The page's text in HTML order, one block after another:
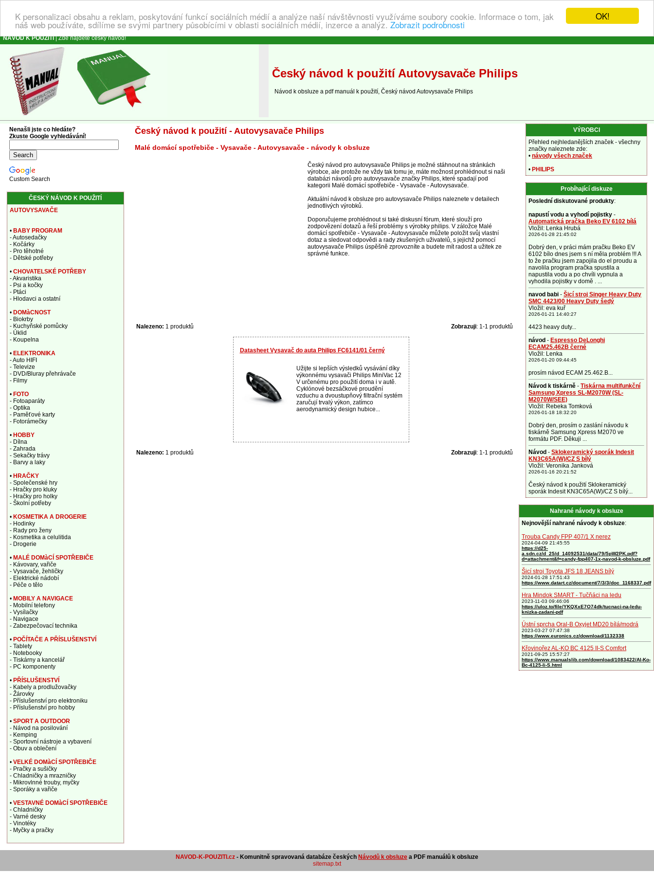
OK!
K personalizaci obsahu a reklam, poskytování funkcí sociálních médií a analýze naší návštěvnosti využíváme soubory cookie. Informace o tom, jak
náš web používáte, sdílíme se svými partnery působícími v oblasti sociálních médií, inzerce a analýz. Zobrazit podrobnosti
NÁVOD K POUŽITÍ| Zde najdete český návod!
Český návod k použití Autovysavače Philips
Návod k obsluze a pdf manuál k použití, Český návod Autovysavače Philips
Český návod k použití - Autovysavače Philips
Malé domácí spotřebiče - Vysavače - Autovysavače - návody k obsluze
Český návod pro autovysavače Philips je možné stáhnout na stránkách
výrobce, ale protože ne vždy tak tomu je, máte možnost prohlédnout si naši
databázi návodů pro autovysavače značky Philips, které spadají pod
kategorii Malé domácí spotřebiče - Vysavače - Autovysavače.
Aktuální návod k obsluze pro autovysavače Philips naleznete v detailech
jednotlivých výrobků.
Doporučujeme prohlédnout si také diskusní fórum, které slouží pro
zodpovězení dotazů a řeší problémy s výrobky philips. V záložce Malé
domácí spotřebiče - Vysavače - Autovysavače můžete položit svůj vlastní
dotaz a sledovat odpovědi a rady zkušených uživatelů, s jejichž pomocí
autovysavače Philips úspěšně zprovozníte a budete mít radost a užitek ze
správné funkce.
Nalezeno: 1 produktů Zobrazuji: 1-1 produktů
Datasheet Vysavač do auta Philips FC6141/01 černý
Užijte si lepších výsledků vysávání díky
výkonnému vysavači Philips MiniVac 12
V určenému pro použití doma i v autě.
Cyklónové bezsáčkové proudění
vzduchu a dvoustupňový filtrační systém
zaručují trvalý výkon, zatímco
aerodynamický design hubice...
Nalezeno: 1 produktů Zobrazuji: 1-1 produktů
Nenašli jste co hledáte?
Zkuste Google vyhledávání!
Custom Search
ČESKÝ NÁVOD K POUŽITÍ
AUTOVYSAVAČE
• BABY PROGRAM
- Autosedačky
- Kočárky
- Pro těhotné
- Dětské potřeby
• CHOVATELSKÉ POTŘEBY
- Akvaristika
- Psi a kočky
- Ptáci
- Hlodavci a ostatní
• DOMàCNOST
- Biokrby
- Kuchyňské pomůcky
- Úklid
- Koupelna
• ELEKTRONIKA
- Auto HIFI
- Televize
- DVD/Bluray přehrávače
- Filmy
• FOTO
- Fotoaparáty
- Optika
- Paměťové karty
- Fotorámečky
• HOBBY
- Dílna
- Zahrada
- Sekačky trávy
- Barvy a laky
• HRAČKY
- Společenské hry
- Hračky pro kluky
- Hračky pro holky
- Školní potřeby
• KOSMETIKA A DROGERIE
- Hodinky
- Rady pro ženy
- Kosmetika a celulitida
- Drogerie
• MALÉ DOMàCÍ SPOTŘEBIČE
- Kávovary, vařiče
- Vysavače, žehličky
- Elektrické nádobí
- Péče o tělo
• MOBILY A NAVIGACE
- Mobilní telefony
- Vysílačky
- Navigace
- Zabezpečovací technika
• POČÍTAČE A PŘÍSLUŠENSTVÍ
- Tablety
- Notebooky
- Tiskárny a kancelář
- PC komponenty
• PŘÍSLUŠENSTVÍ
- Kabely a prodlužovačky
- Žárovky
- Příslušenství pro elektroniku
- Příslušenství pro hobby
• SPORT A OUTDOOR
- Návod na posilování
- Kemping
- Sportovní nástroje a vybavení
- Obuv a oblečení
• VELKÉ DOMàCÍ SPOTŘEBIČE
- Pračky a sušičky
- Chladničky a mrazničky
- Mikrovlnné trouby, myčky
- Sporáky a vařiče
• VESTAVNÉ DOMàCÍ SPOTŘEBIČE
- Chladničky
- Varné desky
- Vinotéky
- Myčky a pračky
VÝROBCI
Přehled nejhledanějších značek - všechny
značky naleznete zde:
• návody všech značek
• PHILIPS
Probíhající diskuze
Poslední diskutované produkty:
napustí vodu a vyhodí pojistky -
Automatická pračka Beko EV 6102 bílá
Vložil: Lenka Hrubá
2026-01-28 21:45:02
Dobrý den, v práci mám pračku Beko EV
6102 bílo dnes jsem s ní měla problém !!! A
to že pračku jsem zapojila do el proudu a
navolila program pračka spustila a
napustila vodu a po chvíli vypnula a
vyhodila pojistky v domě . ...
navod babi - Šicí stroj Singer Heavy Duty
SMC 4423/00 Heavy Duty šedý
Vložil: eva kuř
2026-01-21 14:40:27
4423 heavy duty...
návod - Espresso DeLonghi
ECAM25.462B černé
Vložil: Lenka
2026-01-20 09:44:45
prosím návod ECAM 25.462.B...
Návod k tiskárně - Tiskárna multifunkční
Samsung Xpress SL-M2070W (SL-
M2070W/SEE)
Vložil: Rebeka Tomková
2026-01-18 18:32:20
Dobrý den, prosím o zaslání návodu k
tiskárně Samsung Xpress M2070 ve
formátu PDF. Děkuji ...
Návod - Sklokeramický sporák Indesit
KN3C65A(W)/CZ S bílý
Vložil: Veronika Janková
2026-01-16 20:21:52
Český návod k použití Sklokeramický
sporák Indesit KN3C65A(W)/CZ S bílý...
Nahrané návody k obsluze
Nejnovější nahrané návody k obsluze:
Trouba Candy FPP 407/1 X nerez
2024-04-09 21:45:55
https://d25-
a.sdn.cz/d_25/d_14092531/data/79/5pW2PK.pdf?
d=attachment&f=candy-fpp407-1x-navod-k-obsluze.pdf
Šicí stroj Toyota JFS 18 JEANS bílý
2024-01-28 17:51:43
https://www.datart.cz/document/7/3/3/doc_1168337.pdf
Hra Mindok SMART - Tučňáci na ledu
2023-11-03 09:46:06
https://uloz.to/file/YKQXxE7O74dk/tucnaci-na-ledu-
knizka-zadani-pdf
Ústní sprcha Oral-B Oxyjet MD20 bílá/modrá
2023-03-27 07:47:38
https://www.euronics.cz/download/1132338
Křovinořez AL-KO BC 4125 II-S Comfort
2021-09-25 15:57:27
https://www.manualslib.com/download/1083422/Al-Ko-
Bc-4125-Ii-S.html
NAVOD-K-POUZITI.cz - Komunitně spravovaná databáze českých Návodů k obsluze a PDF manuálů k obsluze
sitemap.txt